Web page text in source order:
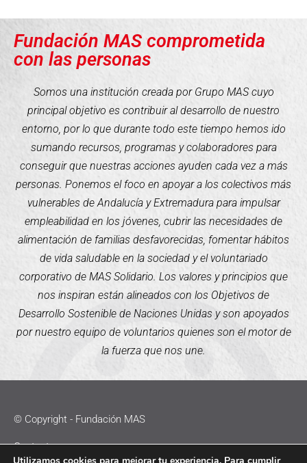
Fundación MAS comprometida
con las personas
Somos una institución creada por Grupo MAS cuyo
principal objetivo es contribuir al desarrollo de nuestro
entorno, por lo que durante todo este tiempo hemos ido
sumando recursos, programas y colaboradores para
conseguir que nuestras acciones ayuden cada vez a más
personas. Ponemos el foco en apoyar a los colectivos más
vulnerables de Andalucía y Extremadura para impulsar
empleabilidad en los jóvenes, cubrir las necesidades de
alimentación de familias desfavorecidas, fomentar hábitos
de vida saludable en la sociedad y el voluntariado
corporativo de MAS Solidario. Los valores y principios que
nos inspiran están alineados con los Objetivos de
Desarrollo Sostenible de Naciones Unidas y son apoyados
por nuestro equipo de voluntarios quienes son el motor de
la fuerza que nos une.
© Copyright - Fundación MAS
Contacto